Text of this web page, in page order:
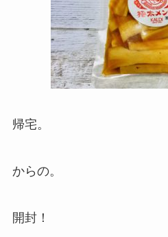
帰宅。
からの。
開封！